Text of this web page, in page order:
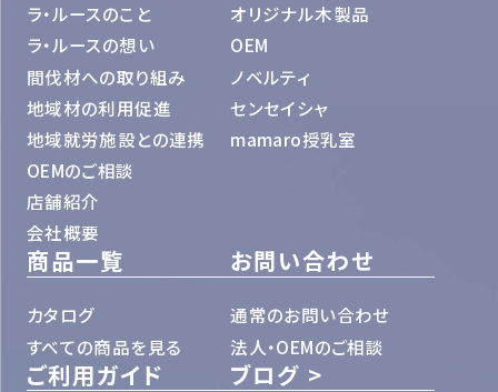
ラ・ルースのこと
ラ・ルースの想い
間伐材への取り組み
地域材の利用促進
地域就労施設との連携
OEMのご相談
店舗紹介
会社概要
オリジナル木製品
OEM
ノベルティ
センセイシャ
mamaro授乳室
商品一覧
カタログ
すべての商品を見る
お問い合わせ
通常のお問い合わせ
法人・OEMのご相談
ご利用ガイド
ブログ